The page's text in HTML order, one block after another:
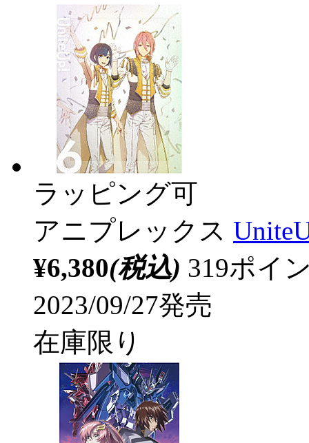
ラッピング可
アニプレックス
¥6,380(税込) 319ポイ
2023/09/27発売
在庫限り